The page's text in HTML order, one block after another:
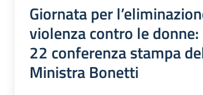
Giornata per
violenza contro le
22 conferenza stampa
Ministra Bonetti